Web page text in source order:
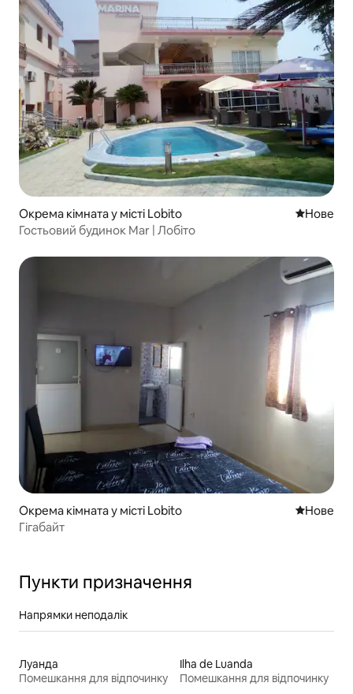
Окрема кімната у місті Lobito Нове
Нове
Гостьовий будинок Mar | Лобіто
Окрема кімната у місті Lobito Нове
Нове
Гігабайт
Пункти призначення
Напрямки неподалік
Луанда
Помешкання для відпочинку
Ilha de Luanda
Помешкання для відпочинку